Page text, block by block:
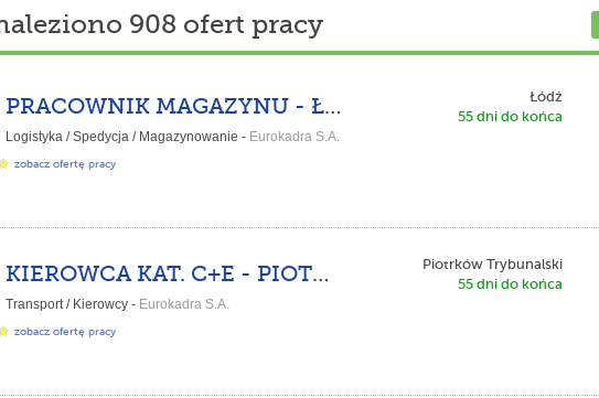
908 ofert pracy
PRACOWNIK MAGAZYNU - ŁÓDŹ
Logistyka / Spedycja / Magazynowanie - Eurokadra S.A.
Łódź
55 dni do końca
zobacz ofertę pracy
KIEROWCA KAT. C+E - PIOTRKÓW TRYBUNALSKI (k/m)
Transport / Kierowcy - Eurokadra S.A.
Piotrków Trybunalski
55 dni do końca
zobacz ofertę pracy